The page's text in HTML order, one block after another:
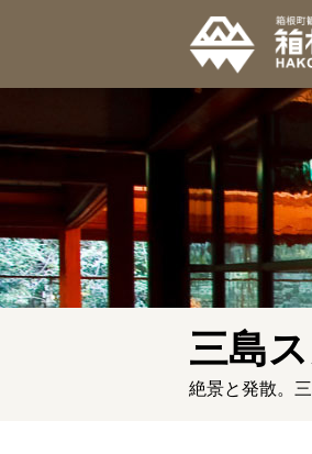
三島
絶景と発散。